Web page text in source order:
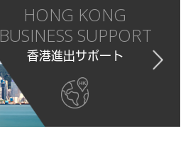
HONG KONG
BUSINESS SUPPORT
香港進出サポート